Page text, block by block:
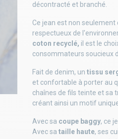
décontracté et branché.
Ce jean est non
respectueux de
coton recyclé, il est le
consommateurs soucieux
Fait de denim, un tissu
et confortable à porter au
chaînes de fils teinte et sa
créant ainsi un motif
Avec sa coupe baggy, ce
Avec sa taille haute, ses